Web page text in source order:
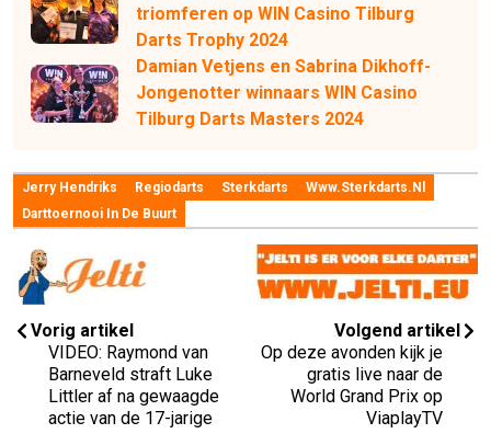
triomferen op WIN Casino Tilburg
Darts Trophy 2024
Damian Vetjens en Sabrina Dikhoff-
Jongenotter winnaars WIN Casino
Tilburg Darts Masters 2024
Jerry Hendriks Regiodarts Sterkdarts
Www.sterkdarts.nl
Darttoernooi In De Buurt
Vorig artikel
VIDEO: Raymond van
Barneveld straft Luke
Littler af na gewaagde
actie van de 17-jarige
Volgend artikel
Op deze avonden kijk je
gratis live naar de
World Grand Prix op
ViaplayTV